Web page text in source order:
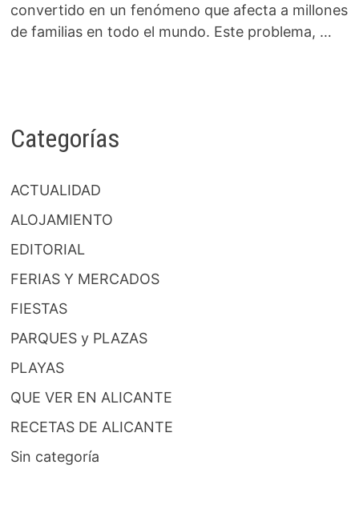
convertido en un fenómeno que afecta a millones
de familias en todo el mundo. Este problema, …
Categorías
ACTUALIDAD
ALOJAMIENTO
EDITORIAL
FERIAS Y MERCADOS
FIESTAS
PARQUES y PLAZAS
PLAYAS
QUE VER EN ALICANTE
RECETAS DE ALICANTE
Sin categoría